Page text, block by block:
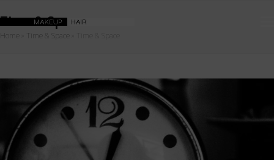
Time & Space
Home Time & Space